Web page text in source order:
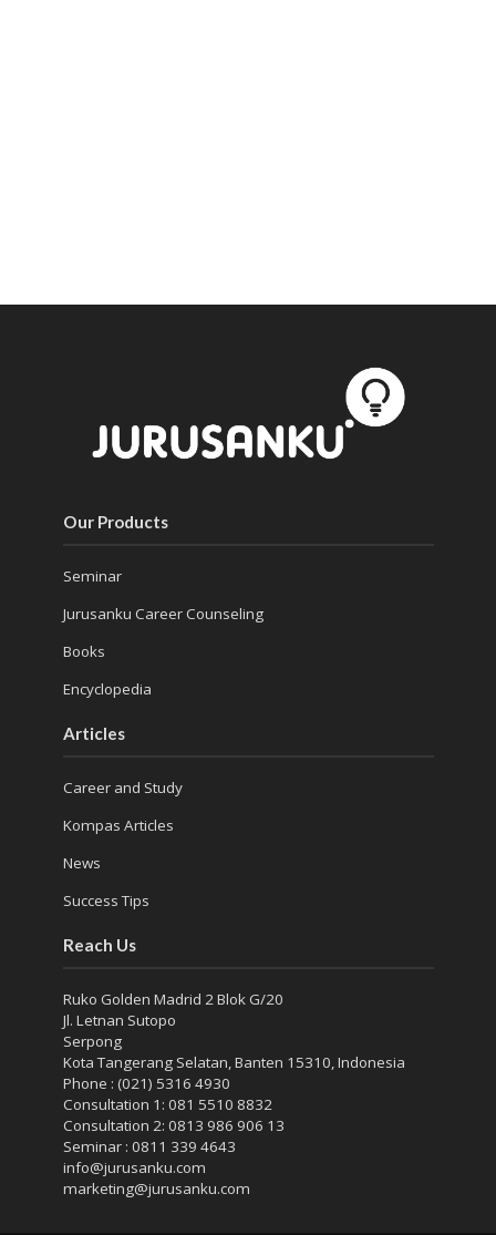
Our Products
Seminar
Jurusanku Career Counseling
Books
Encyclopedia
Articles
Career and Study
Kompas Articles
News
Success Tips
Reach Us
Ruko Golden Madrid 2 Blok G/20
Jl. Letnan Sutopo
Serpong
Kota Tangerang Selatan, Banten 15310, Indonesia
Phone : (021) 5316 4930
Consultation 1: 081 5510 8832
Consultation 2: 0813 986 906 13
Seminar : 0811 339 4643
info@jurusanku.com
marketing@jurusanku.com